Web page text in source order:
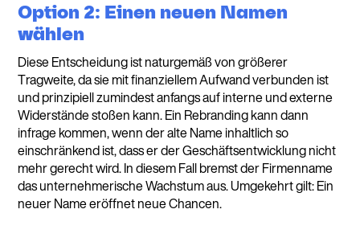
Option 2: Einen neuen Namen
wählen
Diese Entscheidung ist naturgemäß von größerer
Tragweite, da sie mit finanziellem Aufwand verbunden ist
und prinzipiell zumindest anfangs auf interne und externe
Widerstände stoßen kann. Ein Rebranding kann dann
infrage kommen, wenn der alte Name inhaltlich so
einschränkend ist, dass er der Geschäftsentwicklung nicht
mehr gerecht wird. In diesem Fall bremst der Firmenname
das unternehmerische Wachstum aus. Umgekehrt gilt: Ein
neuer Name eröffnet neue Chancen.